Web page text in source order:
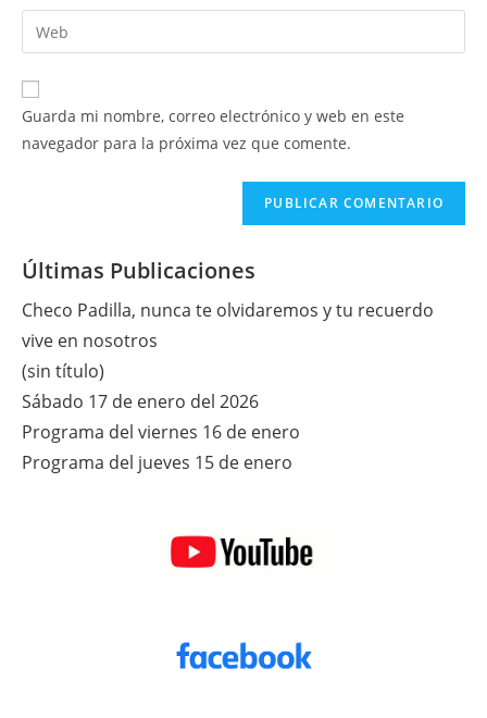
de
usuario
para
comentar
dirección
de
electrónico
para
comentar
Introduce
la
URL
de
Guarda mi nombre, correo electrónico y web en este
navegador para la próxima vez que comente.
Últimas Publicaciones
Checo Padilla, nunca te olvidaremos y tu recuerdo
vive en nosotros
(sin título)
Sábado 17 de enero del 2026
Programa del viernes 16 de enero
Programa del jueves 15 de enero